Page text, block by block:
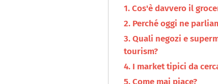
Cos'è davvero il
Perché oggi ne
Quali negozi e
tourism?
I market tipici da